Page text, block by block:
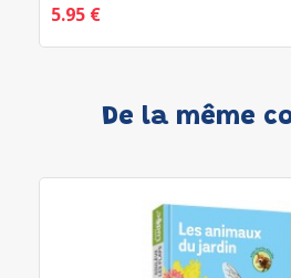
5.95 €
De la même